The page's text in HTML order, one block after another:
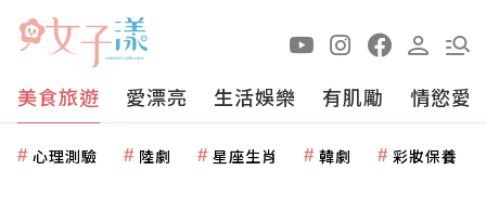
美食旅遊 愛漂亮 生活娛樂 有肌勵 情慾愛
心理測驗 陸劇 星座生肖 韓劇 彩妝保養